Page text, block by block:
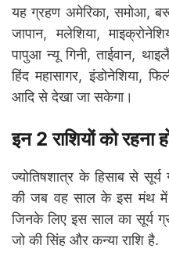
यह ग्रहण अमेरिका, समोआ,
जापान, मलेशिया,
पापुआ न्यू गिनी, ताईवान,
हिंद महासागर, इंडोनेशिया,
आदि से देखा जा सकेगा।
इन 2 राशियों को रहना
ज्योतिषशात्र के हिसाब से
की जब वह साल के इस मंथ में
जिनके लिए इस साल का सूर्य
जो की सिंह और कन्या राशि है.